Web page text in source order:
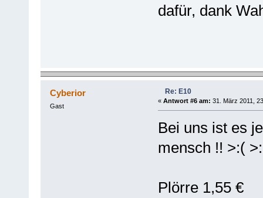
dafür, dank
Cyberior
Gast
Re: E10
« Antwort #6 am: 31. März 2011,
Bei uns ist es
mensch !! >:(
Plörre 1,55 €